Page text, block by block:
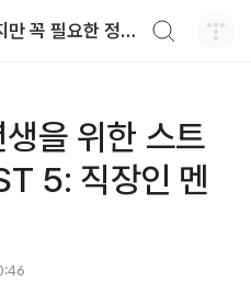
Info4UnU - 작지만 꼭 필요한 정보
을 위한 스트
5: 직장인 멘